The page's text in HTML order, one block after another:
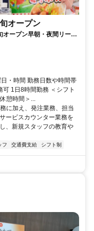
オープン
ープン早朝・夜間リーダ
・時間 勤務日数や時間帯
1日8時間勤務 ＜シフト
憩時間＞...
に加え、発注業務、担当
ービスカウンター業務を
、新規スタッフの教育や
フ 交通費支給 シフト制